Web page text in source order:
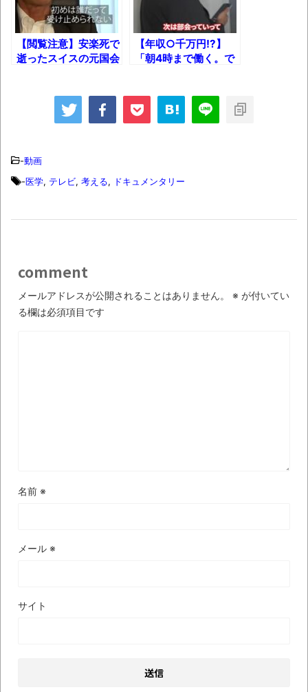
ん（上）（下）」発売
【画像】整形で2400万円超えの美女、水着
グラビアに挑戦
進撃の巨人シーズン7 ファイナルシーズンの
集でほとんど紹介されなかったJリーグ…なら
されてきた可能性・・・・・・・・・
オーストラリアの男性飛行家 太平洋横断
飛行
いう無茶に踏み切ってしまったのか
【閲覧注意】安楽死で
逝ったスイスの元国会
【年収○千万円!?】
「朝4時まで働く。で
日！
-動画
-医学, テレビ, 考える, ドキュメンタリー
comment
メールアドレスが公開されることはありません。 ※ が付いてい
る欄は必須項目です
名前 ※
メール ※
サイト